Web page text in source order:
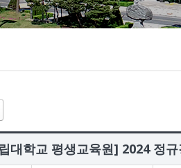
대학교 평생교육원] 2024 정